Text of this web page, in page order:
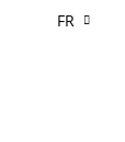
FR